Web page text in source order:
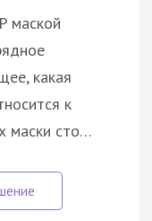
маской
какая
к
маски сто…